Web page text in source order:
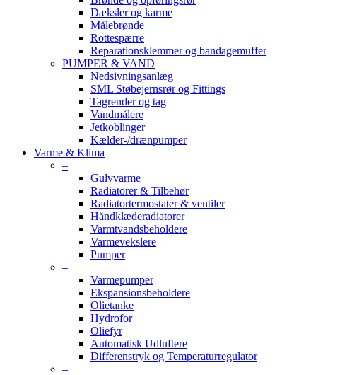
Dæksler og karme
Målebrønde
Rottespærre
Reparationsklemmer og bandagemuffer
PUMPER & VAND
Nedsivningsanlæg
SML Støbejernsrør og Fittings
Tagrender og tag
Vandmålere
Jetkoblinger
Kælder-/drænpumper
Varme & Klima
–
Gulvvarme
Radiatorer & Tilbehør
Radiatortermostater & ventiler
Håndklæderadiatorer
Varmtvandsbeholdere
Varmevekslere
Pumper
–
Varmepumper
Ekspansionsbeholdere
Olietanke
Hydrofor
Oliefyr
Automatisk Udluftere
Differenstryk og Temperaturregulator
–